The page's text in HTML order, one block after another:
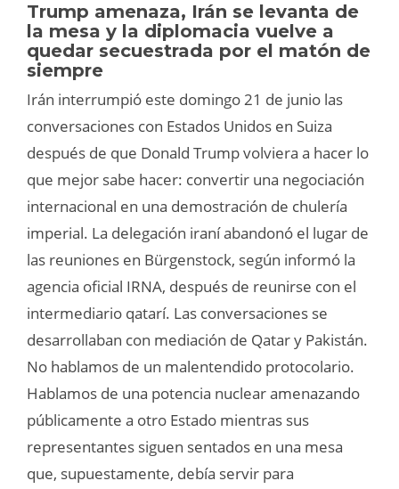
Trump amenaza, Irán se levanta de
la mesa y la diplomacia vuelve a
quedar secuestrada por el matón de
siempre
Irán interrumpió este domingo 21 de junio las
conversaciones con Estados Unidos en Suiza
después de que Donald Trump volviera a hacer lo
que mejor sabe hacer: convertir una negociación
internacional en una demostración de chulería
imperial. La delegación iraní abandonó el lugar de
las reuniones en Bürgenstock, según informó la
agencia oficial IRNA, después de reunirse con el
intermediario qatarí. Las conversaciones se
desarrollaban con mediación de Qatar y Pakistán.
No hablamos de un malentendido protocolario.
Hablamos de una potencia nuclear amenazando
públicamente a otro Estado mientras sus
representantes siguen sentados en una mesa
que, supuestamente, debía servir para